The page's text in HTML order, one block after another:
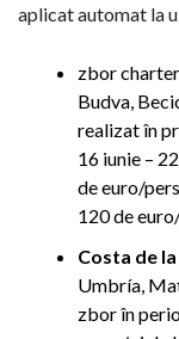
aplicat automat la
zbor
Budva,
realizat în
16 iunie –
de euro/
120 de
Costa de la
Umbría,
zbor în